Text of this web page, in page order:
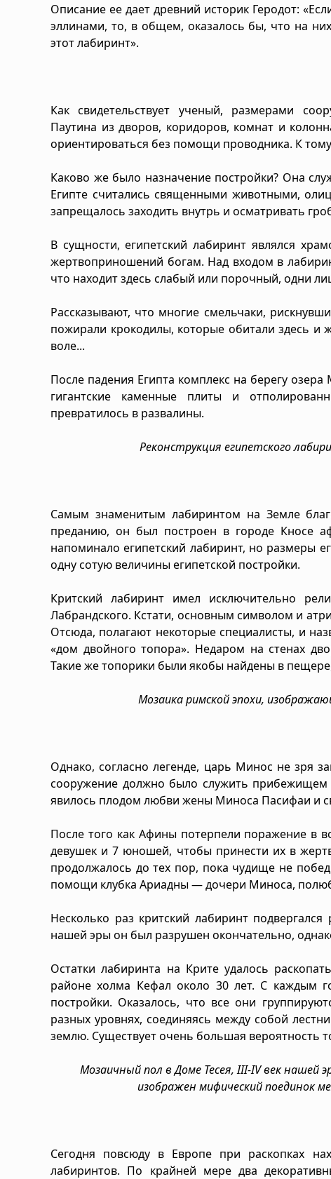
Описание ее дает древний историк Геродот:
эллинами, то, в общем, оказалось бы, что на
этот лабиринт».
Как свидетельствует ученый, размерами
Паутина из дворов, коридоров, комнат и
ориентироваться без помощи проводника. К
Каково же было назначение постройки? Она
Египте считались священными животными,
запрещалось заходить внутрь и осматривать
В сущности, египетский лабиринт являлся
жертвоприношений богам. Над входом в
что находит здесь слабый или порочный, одни
Рассказывают, что многие смельчаки,
пожирали крокодилы, которые обитали здесь
воле...
После падения Египта комплекс на берегу
гигантские каменные плиты и
превратилось в развалины.
Реконструкция египетского
Самым знаменитым лабиринтом на Земле
преданию, он был построен в городе Кносе
напоминало египетский лабиринт, но размеры
одну сотую величины египетской постройки.
Критский лабиринт имел исключительно
Лабрандского. Кстати, основным символом и
Отсюда, полагают некоторые специалисты, и
«дом двойного топора». Недаром на стенах
Такие же топорики были якобы найдены в
Мозаика римской эпохи,
Однако, согласно легенде, царь Минос не зря
сооружение должно было служить
явилось плодом любви жены Миноса Пасифаи и
После того как Афины потерпели поражение в
девушек и 7 юношей, чтобы принести их в
продолжалось до тех пор, пока чудище не
помощи клубка Ариадны — дочери Миноса,
Несколько раз критский лабиринт
нашей эры он был разрушен окончательно,
Остатки лабиринта на Крите удалось
районе холма Кефал около 30 лет. С каждым
постройки. Оказалось, что все они
разных уровнях, соединяясь между собой
землю. Существует очень большая вероятность
Мозаичный пол в Доме Тесея, III-IV век нашей
изображен мифический поединок
Сегодня повсюду в Европе при раскопках
лабиринтов. По крайней мере два